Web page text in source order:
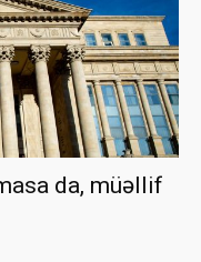
da, müəllif